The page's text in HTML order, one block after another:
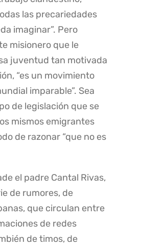
las precariedades
imaginar”. Pero
misionero que le
juventud tan motivada
“es un movimiento
imparable”. Sea
de legislación que se
mismos emigrantes
de razonar “que no es
el padre Cantal Rivas,
de rumores, de
que circulan entre
de redes
de timos, de